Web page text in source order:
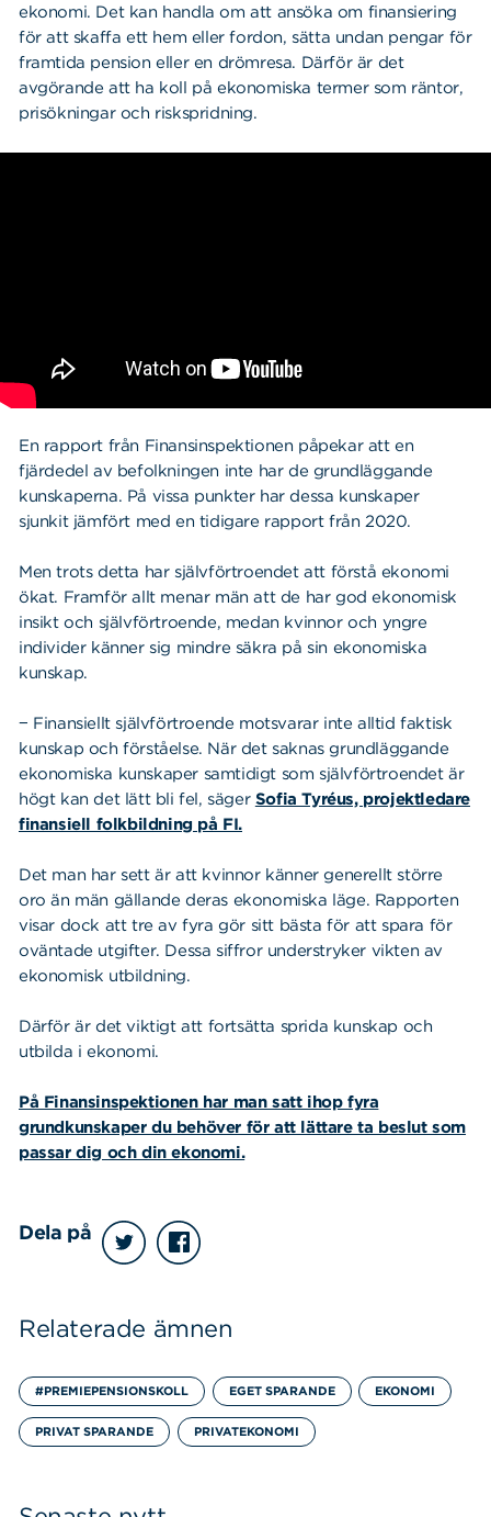
ekonomi. Det kan handla om att ansöka om finansiering
för att skaffa ett hem eller fordon, sätta undan pengar för
framtida pension eller en drömresa. Därför är det
avgörande att ha koll på ekonomiska termer som räntor,
prisökningar och riskspridning.
En rapport från Finansinspektionen påpekar att en
fjärdedel av befolkningen inte har de grundläggande
kunskaperna. På vissa punkter har dessa kunskaper
sjunkit jämfört med en tidigare rapport från 2020.
Men trots detta har självförtroendet att förstå ekonomi
ökat. Framför allt menar män att de har god ekonomisk
insikt och självförtroende, medan kvinnor och yngre
individer känner sig mindre säkra på sin ekonomiska
kunskap.
− Finansiellt självförtroende motsvarar inte alltid faktisk
kunskap och förståelse. När det saknas grundläggande
ekonomiska kunskaper samtidigt som självförtroendet är
högt kan det lätt bli fel, säger Sofia Tyréus, projektledare
finansiell folkbildning på FI.
Det man har sett är att kvinnor känner generellt större
oro än män gällande deras ekonomiska läge. Rapporten
visar dock att tre av fyra gör sitt bästa för att spara för
oväntade utgifter. Dessa siffror understryker vikten av
ekonomisk utbildning.
Därför är det viktigt att fortsätta sprida kunskap och
utbilda i ekonomi.
På Finansinspektionen har man satt ihop fyra
grundkunskaper du behöver för att lättare ta beslut som
passar dig och din ekonomi.
Dela på
Relaterade ämnen
#PREMIEPENSIONSKOLL EGET SPARANDE EKONOMI
PRIVAT SPARANDE PRIVATEKONOMI